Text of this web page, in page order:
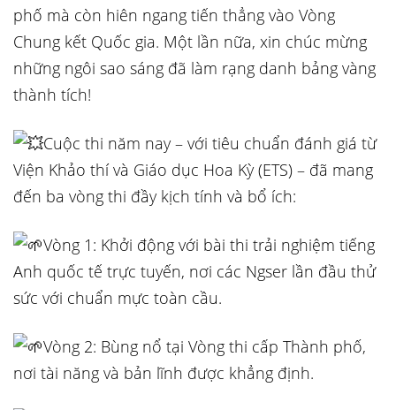
phố mà còn hiên ngang tiến thẳng vào Vòng
Chung kết Quốc gia. Một lần nữa, xin chúc mừng
những ngôi sao sáng đã làm rạng danh bảng vàng
thành tích!
Cuộc thi năm nay – với tiêu chuẩn đánh giá từ
Viện Khảo thí và Giáo dục Hoa Kỳ (ETS) – đã mang
đến ba vòng thi đầy kịch tính và bổ ích:
Vòng 1: Khởi động với bài thi trải nghiệm tiếng
Anh quốc tế trực tuyến, nơi các Ngser lần đầu thử
sức với chuẩn mực toàn cầu.
Vòng 2: Bùng nổ tại Vòng thi cấp Thành phố,
nơi tài năng và bản lĩnh được khẳng định.